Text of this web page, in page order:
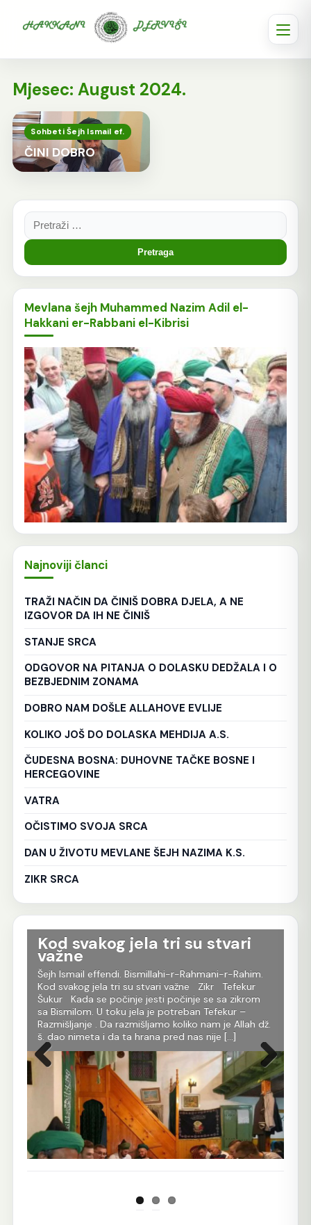
Mjesec: August 2024.
Sohbeti Šejh Ismail ef.
ČINI DOBRO
Pretraga:
Mevlana šejh Muhammed Nazim Adil el-
Hakkani er-Rabbani el-Kibrisi
Najnoviji članci
TRAŽI NAČIN DA ČINIŠ DOBRA DJELA, A NE
IZGOVOR DA IH NE ČINIŠ
STANJE SRCA
ODGOVOR NA PITANJA O DOLASKU DEDŽALA I O
BEZBJEDNIM ZONAMA
DOBRO NAM DOŠLE ALLAHOVE EVLIJE
KOLIKO JOŠ DO DOLASKA MEHDIJA A.S.
ČUDESNA BOSNA: DUHOVNE TAČKE BOSNE I
HERCEGOVINE
VATRA
OČISTIMO SVOJA SRCA
DAN U ŽIVOTU MEVLANE ŠEJH NAZIMA K.S.
ZIKR SRCA
Kod svakog jela tri su stvari
važne
Šejh Ismail effendi. Bismillahi-r-Rahmani-r-Rahim.
Kod svakog jela tri su stvari važne Zikr Tefekur
Šukur Kada se počinje jesti počinje se sa zikrom
sa Bismilom. U toku jela je potreban Tefekur –
Razmišljanje . Da razmišljamo koliko nam je Allah dž.
š. dao nimeta i da ta hrana pred nas nije […]
Prethodna Sljedeća